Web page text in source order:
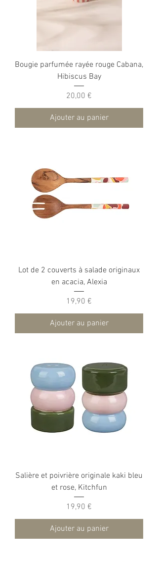
Bougie parfumée rayée rouge Cabana,
Hibiscus Bay
Prix
20,00 €
Ajouter au panier
Lot de 2 couverts à salade originaux
en acacia, Alexia
Prix
19,90 €
Ajouter au panier
Salière et poivrière originale kaki bleu
et rose, Kitchfun
Prix
19,90 €
Ajouter au panier